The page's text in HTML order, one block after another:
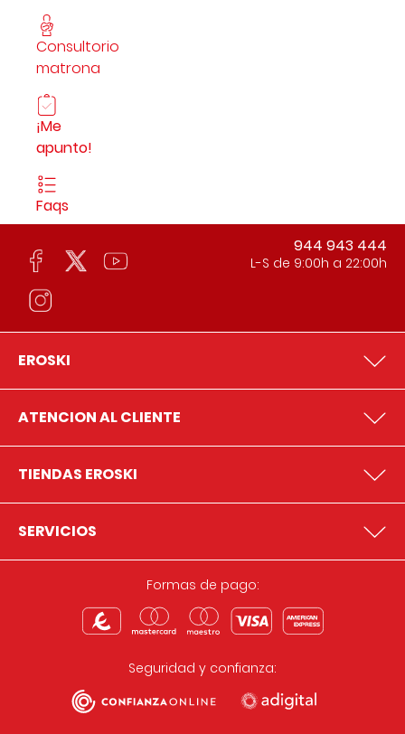
Consultorio
matrona
¡Me
apunto!
Faqs
944 943 444
L-S de 9:00h a 22:00h
EROSKI
ATENCION AL CLIENTE
TIENDAS EROSKI
SERVICIOS
Formas de pago:
Seguridad y confianza: